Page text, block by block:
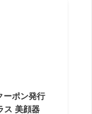
ーポン発行
ス 美顔器